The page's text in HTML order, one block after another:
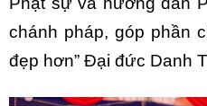
chánh pháp, góp phần
đẹp hơn” Đại đức Danh